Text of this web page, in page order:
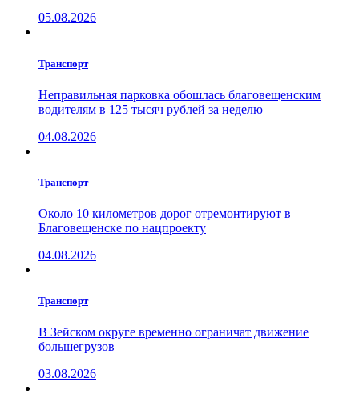
05.08.2026
Транспорт
Неправильная парковка обошлась благовещенским
водителям в 125 тысяч рублей за неделю
04.08.2026
Транспорт
Около 10 километров дорог отремонтируют в
Благовещенске по нацпроекту
04.08.2026
Транспорт
В Зейском округе временно ограничат движение
большегрузов
03.08.2026